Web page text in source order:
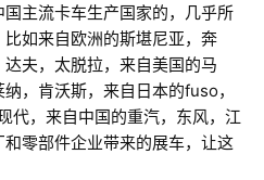
主流卡车生产国家的，几乎所
如来自欧洲的斯堪尼亚，奔
夫，太脱拉，来自美国的马
，肯沃斯，来自日本的fuso，
代，来自中国的重汽，东风，江
零部件企业带来的展车，让这